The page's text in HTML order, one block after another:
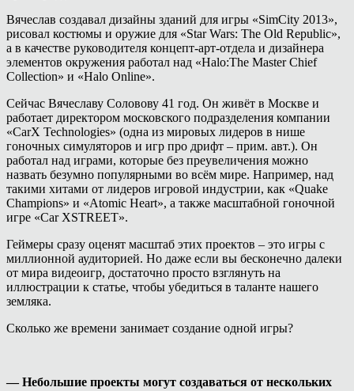
Вячеслав создавал дизайны зданий для игры «SimCity 2013»,
рисовал костюмы и оружие для «Star Wars: The Old Republic»,
а в качестве руководителя концепт-арт-отдела и дизайнера
элементов окружения работал над «Halo:The Master Chief
Collection» и «Halo Online».
Сейчас Вячеславу Соловову 41 год. Он живёт в Москве и
работает директором московского подразделения компании
«CarX Technologies» (одна из мировых лидеров в нише
гоночных симуляторов и игр про дрифт – прим. авт.). Он
работал над играми, которые без преувеличения можно
назвать безумно популярными во всём мире. Например, над
такими хитами от лидеров игровой индустрии, как «Quake
Champions» и «Atomic Heart», а также масштабной гоночной
игре «Car XSTREET».
Геймеры сразу оценят масштаб этих проектов – это игры с
миллионной аудиторией. Но даже если вы бесконечно далеки
от мира видеоигр, достаточно просто взглянуть на
иллюстрации к статье, чтобы убедиться в таланте нашего
земляка.
Сколько же времени занимает создание одной игры?
— Небольшие проекты могут создаваться от нескольких